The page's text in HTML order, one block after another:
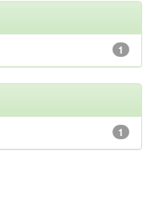
1
1